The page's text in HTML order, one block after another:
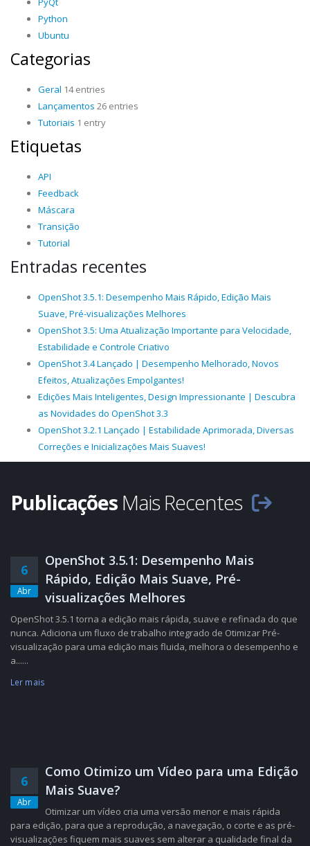
Python
Ubuntu
Categorias
Geral 14 entries
Lançamentos 26 entries
Tutoriais 1 entry
Etiquetas
API
Feedback
Máscara
Transição
Tutorial
Entradas recentes
OpenShot 3.5.1: Desempenho Mais Rápido, Edição Mais
Suave, Pré-visualizações Melhores
OpenShot 3.5: Uma Atualização Importante para Velocidade,
Estabilidade e Controle Criativo
OpenShot 3.4 Lançado | Desempenho Melhorado, Novos
Efeitos, Atualizações Empolgantes!
Edições Mais Inteligentes, Design Impressionante | Descubra
as Novidades do OpenShot 3.3
OpenShot 3.2.1 Lançado | Estabilidade Aprimorada, Diversas
Correções e Inicializações Mais Suaves!
Publicações Mais Recentes
6
Abr
OpenShot 3.5.1: Desempenho Mais
Rápido, Edição Mais Suave, Pré-
visualizações Melhores
OpenShot 3.5.1 torna a edição mais rápida, suave e refinada do que
nunca. Adiciona um fluxo de trabalho integrado de Otimizar Pré-
visualização para uma edição mais fluida, melhora o desempenho e
a......
Ler mais
6
Abr
Como Otimizo um Vídeo para uma Edição
Mais Suave?
Otimizar um vídeo cria uma versão menor e mais rápida
para edição, para que a reprodução, a navegação, o corte e as pré-
visualizações fiquem mais suaves sem alterar a qualidade final da